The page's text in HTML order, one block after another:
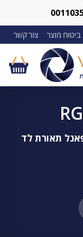
מוצר צור קשר
תאורת לד